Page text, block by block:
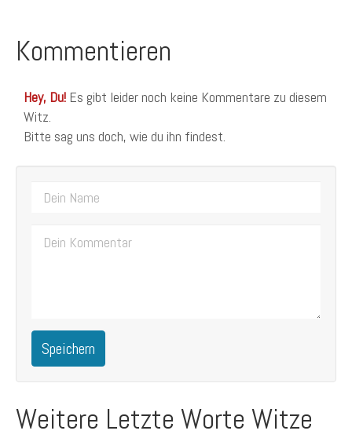
Kommentieren
Hey, Du! Es gibt leider noch keine Kommentare zu diesem
Witz.
Bitte sag uns doch, wie du ihn findest.
Speichern
Weitere Letzte Worte Witze